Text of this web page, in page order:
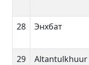
28
Энхбат
29
Altantulkhuur